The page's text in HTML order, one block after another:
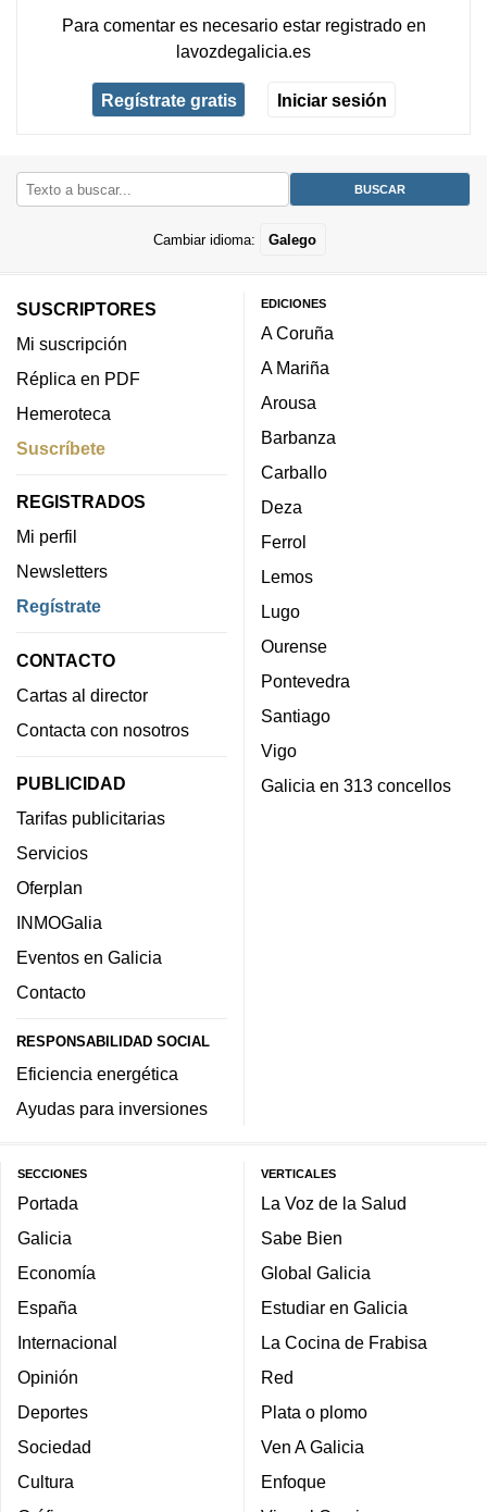
Para comentar es necesario estar registradoen
lavozdegalicia.es
Regístrate gratis Iniciar sesión
Cambiar idioma: Galego
SUSCRIPTORES
Mi suscripción
Réplica en PDF
Hemeroteca
Suscríbete
REGISTRADOS
Mi perfil
Newsletters
Regístrate
CONTACTO
Cartas al director
Contacta con nosotros
PUBLICIDAD
Tarifas publicitarias
Servicios
Oferplan
INMOGalia
Eventos en Galicia
Contacto
RESPONSABILIDAD SOCIAL
Eficiencia energética
Ayudas para inversiones
EDICIONES
A Coruña
A Mariña
Arousa
Barbanza
Carballo
Deza
Ferrol
Lemos
Lugo
Ourense
Pontevedra
Santiago
Vigo
Galicia en 313 concellos
SECCIONES
Portada
Galicia
Economía
España
Internacional
Opinión
Deportes
Sociedad
Cultura
VERTICALES
La Voz de la Salud
Sabe Bien
Global Galicia
Estudiar en Galicia
La Cocina de Frabisa
Red
Plata o plomo
Ven A Galicia
Enfoque